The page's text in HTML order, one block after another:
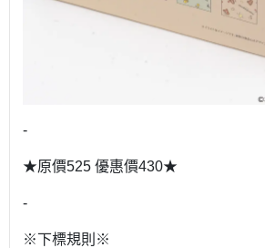
-
★原價525 優惠價430★
-
※下標規則※